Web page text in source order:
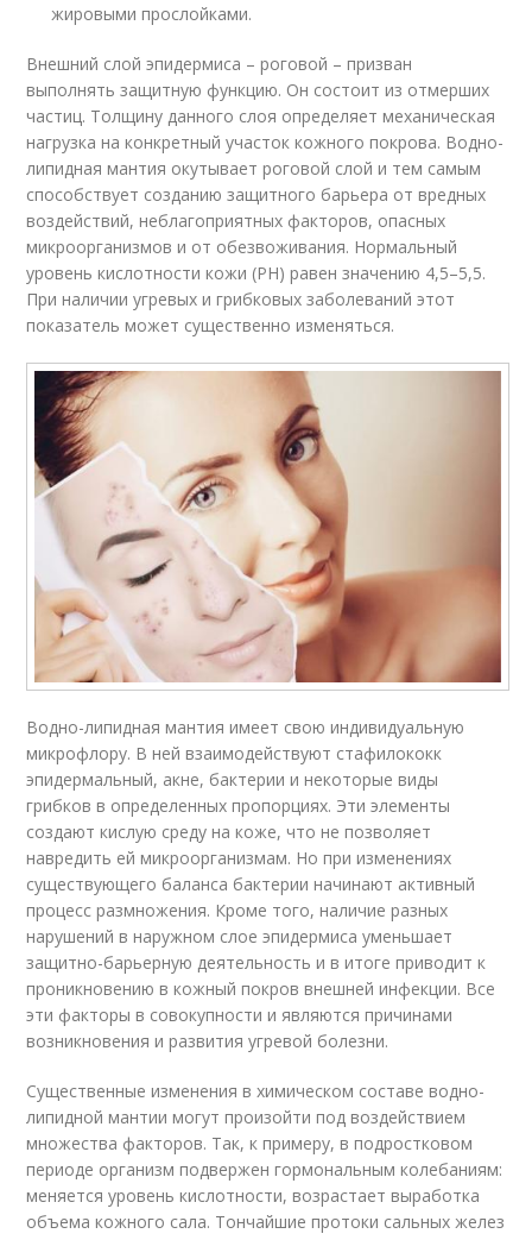
жировыми прослойками.
Внешний слой эпидермиса – роговой – призван
выполнять защитную функцию. Он состоит из отмерших
частиц. Толщину данного слоя определяет механическая
нагрузка на конкретный участок кожного покрова. Водно-
липидная мантия окутывает роговой слой и тем самым
способствует созданию защитного барьера от вредных
воздействий, неблагоприятных факторов, опасных
микроорганизмов и от обезвоживания. Нормальный
уровень кислотности кожи (РН) равен значению 4,5–5,5.
При наличии угревых и грибковых заболеваний этот
показатель может существенно изменяться.
Водно-липидная мантия имеет свою индивидуальную
микрофлору. В ней взаимодействуют стафилококк
эпидермальный, акне, бактерии и некоторые виды
грибков в определенных пропорциях. Эти элементы
создают кислую среду на коже, что не позволяет
навредить ей микроорганизмам. Но при изменениях
существующего баланса бактерии начинают активный
процесс размножения. Кроме того, наличие разных
нарушений в наружном слое эпидермиса уменьшает
защитно-барьерную деятельность и в итоге приводит к
проникновению в кожный покров внешней инфекции. Все
эти факторы в совокупности и являются причинами
возникновения и развития угревой болезни.
Существенные изменения в химическом составе водно-
липидной мантии могут произойти под воздействием
множества факторов. Так, к примеру, в подростковом
периоде организм подвержен гормональным колебаниям:
меняется уровень кислотности, возрастает выработка
объема кожного сала. Тончайшие протоки сальных желез